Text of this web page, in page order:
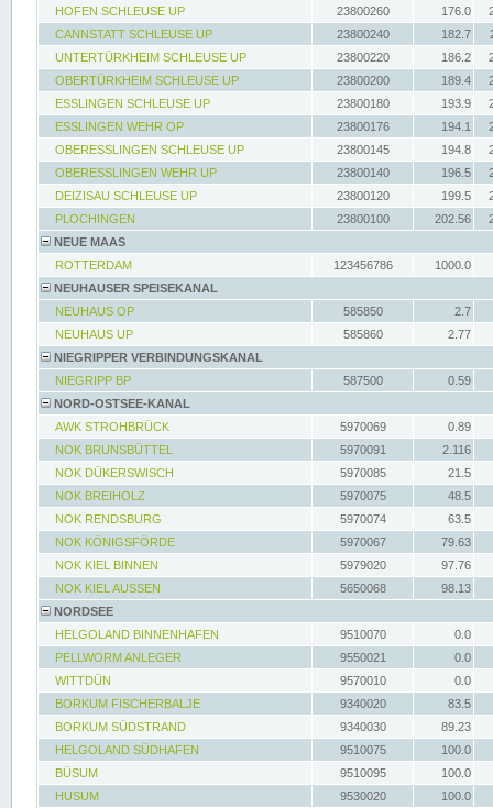
HOFEN SCHLEUSE UP
23800260 176.0
CANNSTATT SCHLEUSE UP
23800240 182.7
UNTERTÜRKHEIM SCHLEUSE UP
23800220 186.2
OBERTÜRKHEIM SCHLEUSE UP
23800200 189.4
ESSLINGEN SCHLEUSE UP
23800180 193.9
ESSLINGEN WEHR OP
23800176 194.1
OBERESSLINGEN SCHLEUSE UP
23800145 194.8
OBERESSLINGEN WEHR UP
23800140 196.5
DEIZISAU SCHLEUSE UP
23800120 199.5
PLOCHINGEN
23800100 202.56
NEUE MAAS
ROTTERDAM
123456786
1000.0
NEUHAUSER SPEISEKANAL
NEUHAUS OP
585850
2.7
NEUHAUS UP
585860
2.77
NIEGRIPPER VERBINDUNGSKANAL
NIEGRIPP BP
587500
0.59
NORD-OSTSEE-KANAL
AWK STROHBRÜCK
5970069
0.89
NOK BRUNSBÜTTEL
5970091
2.116
NOK DÜKERSWISCH
5970085
21.5
NOK BREIHOLZ
5970075
48.5
NOK RENDSBURG
5970074
63.5
NOK KÖNIGSFÖRDE
5970067
79.63
NOK KIEL BINNEN
5979020
97.76
NOK KIEL AUSSEN
5650068
98.13
NORDSEE
HELGOLAND BINNENHAFEN
9510070
0.0
PELLWORM ANLEGER
9550021
0.0
WITTDÜN
9570010
0.0
BORKUM FISCHERBALJE
9340020
83.5
BORKUM SÜDSTRAND
9340030
89.23
HELGOLAND SÜDHAFEN
9510075
100.0
BÜSUM
9510095
100.0
HUSUM
9530020 100.0